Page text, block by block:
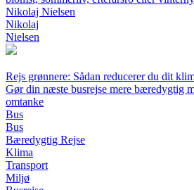
Nikolaj Nielsen
Nikolaj
Nielsen
Rejs grønnere: Sådan reducerer du dit
Gør din næste busrejse mere bæredygtig
omtanke
Bus
Bus
Bæredygtig Rejse
Klima
Transport
Miljø